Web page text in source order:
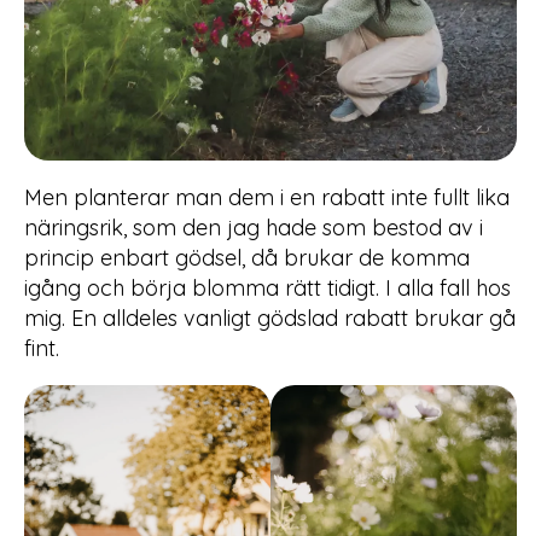
Men planterar man dem i en rabatt inte fullt lika
näringsrik, som den jag hade som bestod av i
princip enbart gödsel, då brukar de komma
igång och börja blomma rätt tidigt. I alla fall hos
mig. En alldeles vanligt gödslad rabatt brukar gå
fint.